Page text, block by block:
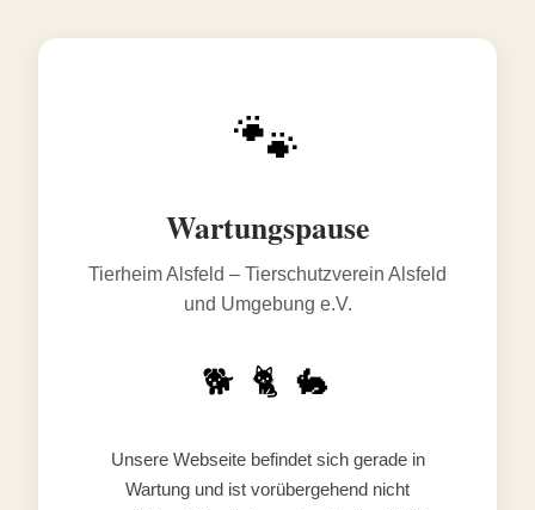
🐾
Wartungspause
Tierheim Alsfeld – Tierschutzverein Alsfeld
und Umgebung e.V.
🐕 🐈 🐇
Unsere Webseite befindet sich gerade in
Wartung und ist vorübergehend nicht